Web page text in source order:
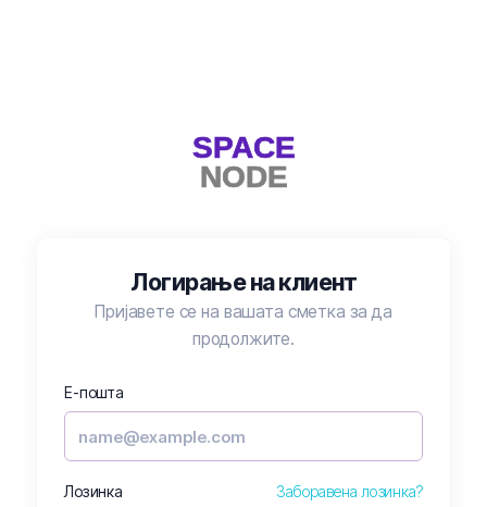
Логирање на клиент
Пријавете се на вашата сметка за да
продолжите.
Е-пошта
Лозинка Заборавена лозинка?